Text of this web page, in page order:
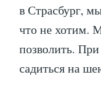
в Страсбург,
что не хотим.
позволить.
садиться на